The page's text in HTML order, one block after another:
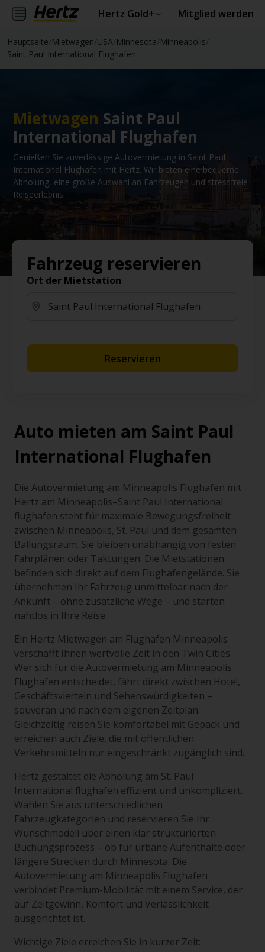
Hertz Gold+ Mitglied werden
Hauptseite Mietwagen USA Minnesota Minneapolis
Saint Paul International Flughafen
Mietwagen Saint Paul
International Flughafen
Genießen Sie zuverlässige Autovermietung in Saint Paul
International Flughafen mit Hertz. Wir bieten eine bequeme
Abholung, eine große Auswahl an Fahrzeugen und stressfreie
Reiseerlebnis.
Fahrzeug reservieren
Ort der Mietstation
Reservieren
Auto mieten am Saint Paul
International Flughafen
Die Autovermietung am Minneapolis Flughafen mit
Hertz am Minneapolis–Saint Paul International
flughafen steht für maximale Bewegungsfreiheit
zwischen Minneapolis, St. Paul und dem gesamten
Ballungsraum. Sie bleiben unabhängig von festen
Fahrplänen oder Taktungen. Die Mietstationen
befinden sich direkt auf dem Flughafengelände. Sie
übernehmen Ihr Fahrzeug unmittelbar nach der
Ankunft – ohne zusätzliche Wege – und starten
nahtlos in Ihre Reise.
Ein Hertz Mietwagen am Flughafen Minneapolis
verschafft Ihnen wertvolle Zeit in den Twin Cities.
Wer sich für die Autovermietung am Minneapolis
Flughafen entscheidet, fährt direkt zwischen Hotel,
Geschäftsvierteln und Sehenswürdigkeiten –
souverän und nach dem eigenen Zeitplan.
Gleichzeitig reisen Sie komfortabel mit Gepäck und
erreichen auch Ziele, die mit öffentlichen
Verkehrsmitteln nur eingeschränkt zugänglich sind.
Hertz gestaltet die Abholung am St. Paul
International flughafen effizient und unkompliziert.
Wählen Sie aus unterschiedlichen
Fahrzeugkategorien und reservieren Sie Ihr
Wunschmodell über einen klar strukturierten
Buchungsprozess – ob für urbane Aufenthalte oder
längere Strecken durch Minnesota. Die
Autovermietung am Minneapolis Flughafen
verbindet Premium-Mobilität mit einem Service, der
auf Zeitgewinn, Komfort und Verlässlichkeit
ausgerichtet ist.
Wichtige Ziele erreichen Sie in kurzer Zeit: